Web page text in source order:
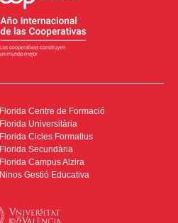
Florida Centre de Formació
Florida Universitària
Florida Cicles Formatius
Florida Secundària
Florida Campus Alzira
Ninos Gestió Educativa